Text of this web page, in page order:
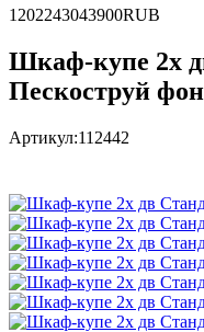
1202243043900RUB
Шкаф-купе 2х
Пескоструй
Артикул:112442